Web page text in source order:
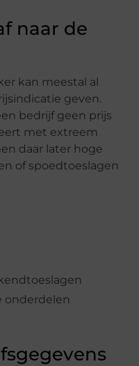
naar de
kan meestal al
geven.
bedrijf geen prijs
met extreem
daar later hoge
of spoedtoeslagen
onderdelen